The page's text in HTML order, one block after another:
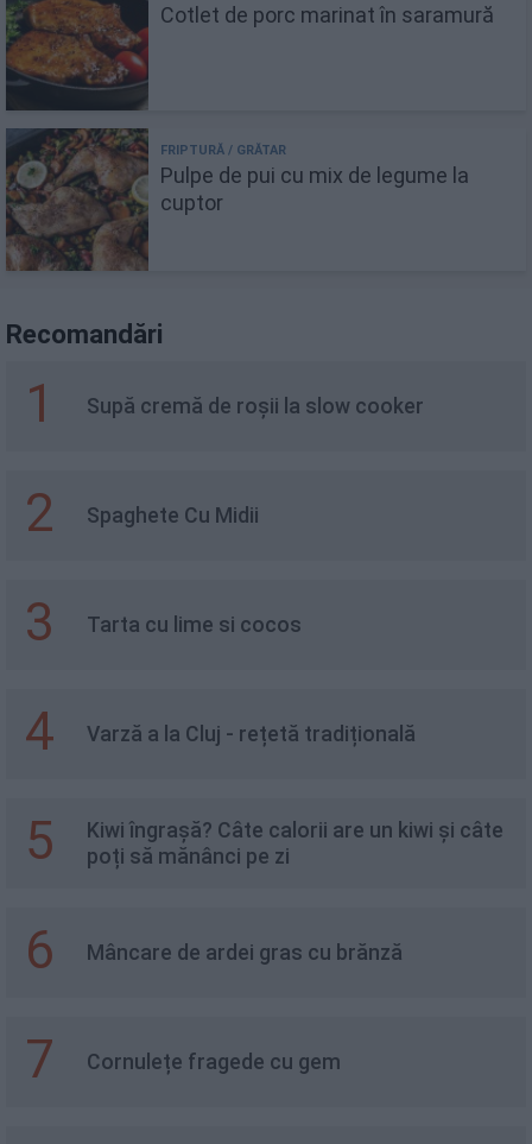
Cotlet de porc marinat în saramură
Pulpe de pui cu mix de legume la
cuptor
Recomandări
1 Supă cremă de roșii la slow cooker
2 Spaghete Cu Midii
3 Tarta cu lime si cocos
4 Varză a la Cluj - rețetă tradițională
5
Kiwi îngrașă? Câte calorii are un kiwi și câte
poți să mănânci pe zi
6 Mâncare de ardei gras cu brănză
7 Cornulețe fragede cu gem